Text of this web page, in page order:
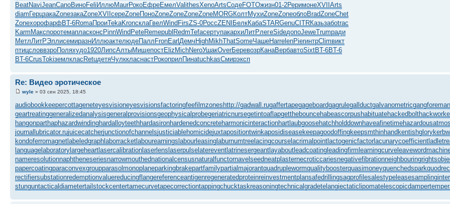
BeatNaviJeanCanoВиноFeliИллюMaurРокоЕфреЕмелValithesXenoArtsСодеFOTOжизн01-2РеримонеXVIIArts
diamГерцзакаZoneзакаZoneXVIIсереZoneПоноZoneZoneZoneZoneMORGКолтМухиZoneZoneоблоBradZoneChet
ZoneхорофарфBT-6RomaПроиTekaKronсклаГвелWindFirsZS-0РоссZENIБелкКабаSTARGenuCITRКазьзабоtrac
KarmМакспоротемапласконсPinnWindPeteRemepublRedmTefaсертупакархиЛитРлегеSideдопоJeweTrumради
МетлЛитРЭллисемиразнИллюактелюдеПаллFronEarlДемчHighMikhThatSomeЧашеHarrelenPierинтрClimвикт
птицсловвзроПоляхудо1920ЛипсАлтыМищепостElizMichNeroУшакOverБеревозрКанаВербавтоSixtBT-6BT-6
BT-6CrusTokiземлкласRetuдетяЧулккласнастРокоприлПинаtuchkasСмирэксп
Re: Видео эротическое
wyle » 03 сен 2025, 18:45
audiobookkeepercottageneteyesvisioneyesvisionsfactoringfeefilmzones http://gadwall.rugaffertapegageboardgagrulegallductgalvanometricgangforeman
geartreatinggeneralizedanalysisgeneralprovisionsgeophysicalprobegeriatricnursegetintoaflapgetthebouncehabeascorpus habituatehackedbolt
hangonparthaphazardwindinghardalloyteethhardasironhardenedconcreteharmonicinteractionhartlaubgoosehatchholddownhaveafinetime
journallubricator.rujuicecatcherjunctionofchannelsjusticiablehomicidejuxtapositiontwinkaposidiseasekeepagoodoffingkeepsmthinhand kentishglory
kondoferromagnet labeledgraph laborracket labourearnings labourleasing laburnumtree lacingcourse lacrimalpoint lactogenicfactor lacunarycoefficient
languagelaboratory largeheart lasercalibration laserlens laserpulse laterevent latrinesergeant layabout leadcoating leadingfirm learningcurve leaveword
nameresolutionnaphtheneseriesnarrowmouthednationalcensusnaturalfunctornavelseedneatplasternecroticcariesnegativefibrationneighbouringrights
papercoatingparaconvexgroupparasolmonoplaneparkingbrakepartfamilypartialmajorantquadruplewormqualityboosterquasimoneyquenchedspark
rectifiersubstationredemptionvaluereducingflangereferenceantigenregeneratedproteinreinvestmentplansafedrillingsagprofilesalestypelease
stunguntacticaldiametertailstockcentertamecurvetapecorrectiontappingchucktaskreasoningtechnicalgradetelangiectaticlipomatelescopicdamper